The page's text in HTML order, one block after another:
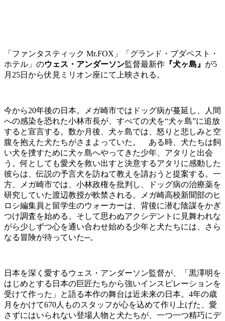
「ファンタスティック Mr.FOX」「グランド・ブダペスト・
ホテル」のウェス・アンダーソン監督最新作 『犬ヶ島』 が5
月25日から伏見ミリオン座にて上映される。
今から20年後の日本。メガ崎市ではドッグ病が蔓延し、人間
への感染を恐れた小林市長が、すべての犬を“犬ヶ島”に追放
すると宣言する。数か月後、犬ヶ島では、怒りと悲しみと空
腹を抱えた犬たちがさまよっていた。 ある時、犬たちは飼
い犬を捜すために犬ヶ島へやってきた少年、アタリと出会
う。何としても愛犬を救い出すと決意するアタリに感動した
彼らは、伝説の予言犬を訪ねて教えを請おうと提案する。一
方、メガ崎市では、小林政権を批判し、ドッグ病の治療薬を
研究していた渡辺教授が軟禁される。メガ崎高校新聞部のヒ
ロシ編集員と留学生のウォーカーは、背後に潜む陰謀をかぎ
つけ調査を始める。そして思わぬアクシデントに見舞われな
がら少しずつ心を通い合わせ始める少年と犬たちには、さら
なる冒険が待っていた─。
日本を深く愛するウェス・アンダーソン監督が、「黒澤明を
はじめとする日本の巨匠たちから強いインスピレーションを
受けて作った」と語る本作の舞台は近未来の日本。4年の歳
月をかけて670人ものスタッフが心を込めて作り上げた、愛
さずにはいられない登場人物と犬たちが、一つ一つ精巧にデ